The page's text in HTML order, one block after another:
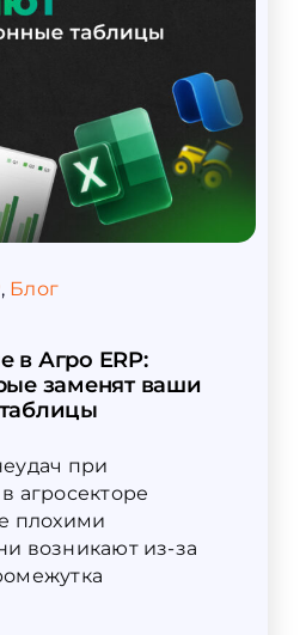
, Блог
в Агро ERP:
заменят ваши
при
агросекторе
плохими
возникают из-за